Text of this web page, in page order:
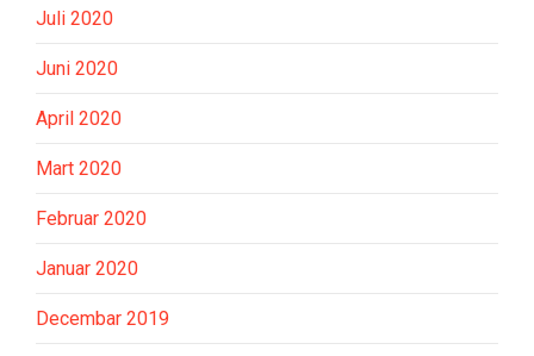
Juli 2020
Juni 2020
April 2020
Mart 2020
Februar 2020
Januar 2020
Decembar 2019